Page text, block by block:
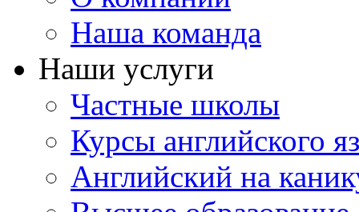
Наша команда
Наши услуги
Частные школы
Курсы английского
Английский на